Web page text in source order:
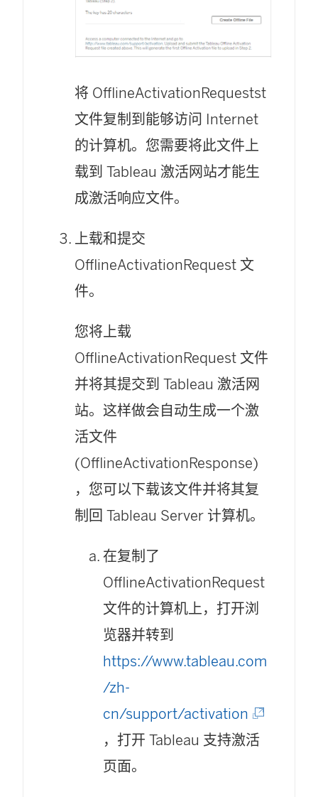
将 OfflineActivationRequestst
文件复制到能够访问 Internet
的计算机。您需要将此文件上
载到 Tableau 激活网站才能生
成激活响应文件。
上载和提交
OfflineActivationRequest 文
件。
您将上载
OfflineActivationRequest 文件
并将其提交到 Tableau 激活网
站。这样做会自动生成一个激
活文件
(OfflineActivationResponse)
，您可以下载该文件并将其复
制回 Tableau Server 计算机。
在复制了
OfflineActivationRequest
文件的计算机上，打开浏
览器并转到
https://www.tableau.com
/zh-
cn/support/activation (
链
，打开 Tableau 支持激活
页面。